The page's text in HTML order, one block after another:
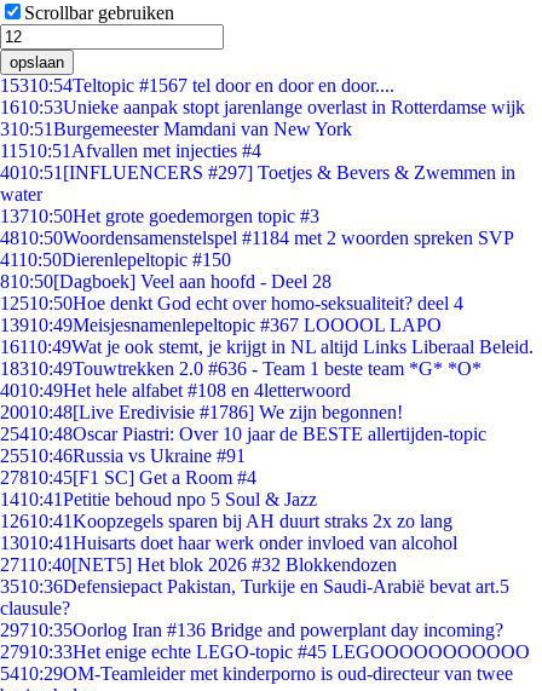
Scrollbar gebruiken
opslaan
15310:54Teltopic #1567 tel door en door en door....
1610:53Unieke aanpak stopt jarenlange overlast in Rotterdamse wijk
310:51Burgemeester Mamdani van New York
11510:51 Afvallen met injecties #4
4010:51 [INFLUENCERS #297] Toetjes & Bevers & Zwemmen in
water
13710:50Het grote goedemorgen topic #3
4810:50Woordensamenstelspel #1184 met 2 woorden spreken SVP
4110:50Dierenlepeltopic #150
810:50[Dagboek] Veel aan hoofd - Deel 28
12510:50Hoe denkt God echt over homo-seksualiteit? deel 4
13910:49Meisjesnamenlepeltopic #367 LOOOOL LAPO
16110:49Wat je ook stemt, je krijgt in NL altijd Links Liberaal Beleid.
18310:49Touwtrekken 2.0 #636 - Team 1 beste team *G* *O*
4010:49Het hele alfabet #108 en 4letterwoord
20010:48[Live Eredivisie #1786] We zijn begonnen!
25410:48Oscar Piastri: Over 10 jaar de BESTE allertijden-topic
25510:46Russia vs Ukraine #91
27810:45[F1 SC] Get a Room #4
1410:41Petitie behoud npo 5 Soul & Jazz
12610:41Koopzegels sparen bij AH duurt straks 2x zo lang
13010:41Huisarts doet haar werk onder invloed van alcohol
27110:40[NET5] Het blok 2026 #32 Blokkendozen
3510:36Defensiepact Pakistan, Turkije en Saudi-Arabië bevat art.5
clausule?
29710:35Oorlog Iran #136 Bridge and powerplant day incoming?
27910:33Het enige echte LEGO-topic #45 LEGOOOOOOOOOOO
5410:29OM-Teamleider met kinderporno is oud-directeur van twee